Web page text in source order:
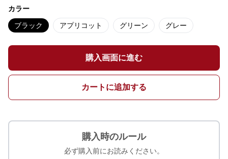
カラー
ブラック アプリコット グリーン グレー
購入画面に進む
カートに追加する
購入時のルール
必ず購入前にお読みください。